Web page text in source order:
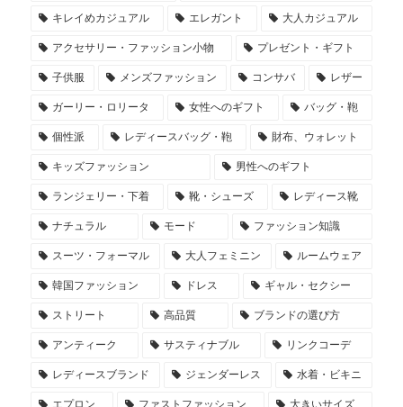
キレイめカジュアル エレガント 大人カジュアル
アクセサリー・ファッション小物 プレゼント・ギフト
子供服 メンズファッション コンサバ レザー
ガーリー・ロリータ 女性へのギフト バッグ・鞄
個性派 レディースバッグ・鞄 財布、ウォレット
キッズファッション 男性へのギフト
ランジェリー・下着 靴・シューズ レディース靴
ナチュラル モード ファッション知識
スーツ・フォーマル 大人フェミニン ルームウェア
韓国ファッション ドレス ギャル・セクシー
ストリート 高品質 ブランドの選び方
アンティーク サスティナブル リンクコーデ
レディースブランド ジェンダーレス 水着・ビキニ